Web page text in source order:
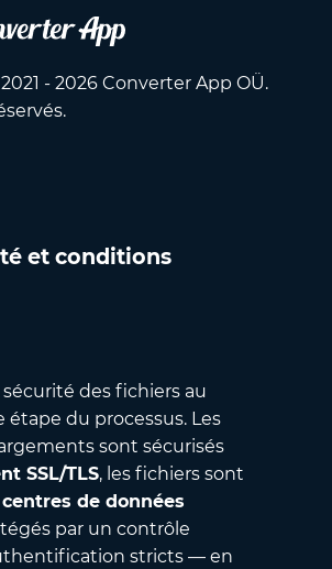
- 2026 Converter App OÜ.
et conditions
des fichiers au
étape du processus. Les
sont sécurisés
SSL/TLS, les fichiers sont
de données
par un contrôle
stricts — en